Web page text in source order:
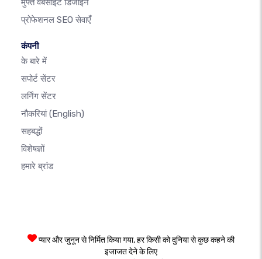
मुफ्त वेबसाइट डिजाइन
प्रोफेशनल SEO सेवाएँ
कंपनी
के बारे में
सपोर्ट सेंटर
लर्निंग सेंटर
नौकरियां(English)
सहबद्धों
विशेषज्ञों
हमारे ब्रांड
प्यार और जुनून से निर्मित किया गया, हर किसी को दुनिया से कुछ कहने की
इजाजत देने के लिए